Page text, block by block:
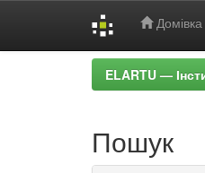
Домівка
ELARTU —
Пошук